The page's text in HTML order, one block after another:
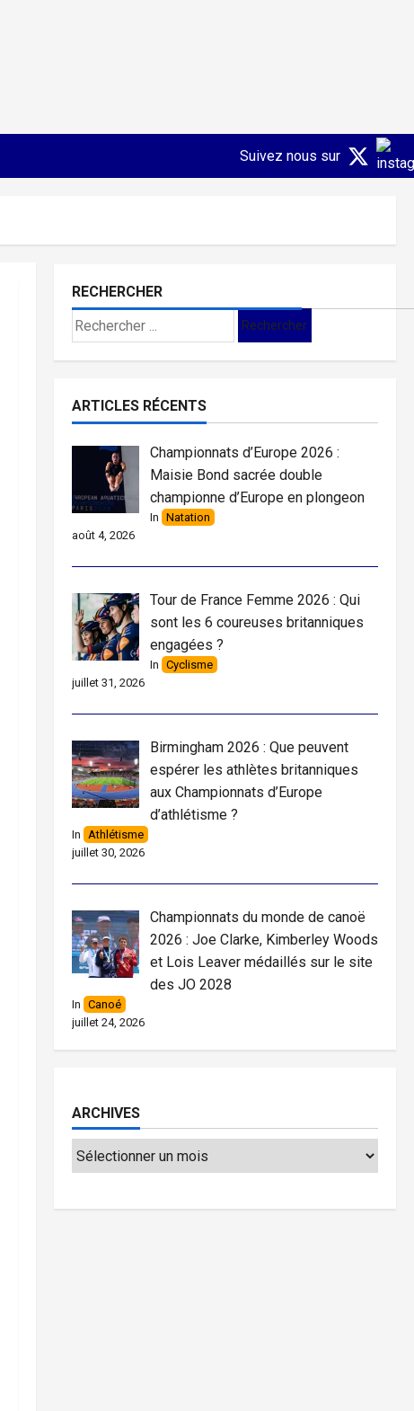
Suivez nous sur
RECHERCHER
Search
for:
ARTICLES RÉCENTS
Championnats d’Europe 2026 :
Maisie Bond sacrée double
championne d’Europe en plongeon
In Natation
août 4, 2026
Tour de France Femme 2026 : Qui
sont les 6 coureuses britanniques
engagées ?
In Cyclisme
juillet 31, 2026
Birmingham 2026 : Que peuvent
espérer les athlètes britanniques
aux Championnats d’Europe
d’athlétisme ?
In Athlétisme
juillet 30, 2026
Championnats du monde de canoë
2026 : Joe Clarke, Kimberley Woods
et Lois Leaver médaillés sur le site
des JO 2028
In Canoé
juillet 24, 2026
ARCHIVES